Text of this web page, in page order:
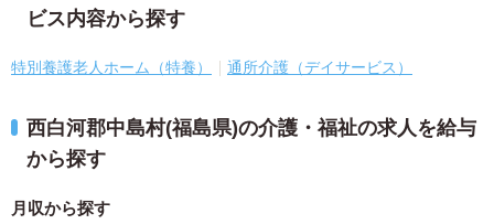
ビス内容から探す
特別養護老人ホーム（特養） 通所介護（デイサービス）
西白河郡中島村(福島県)の介護・福祉の求人を給与
から探す
月収から探す